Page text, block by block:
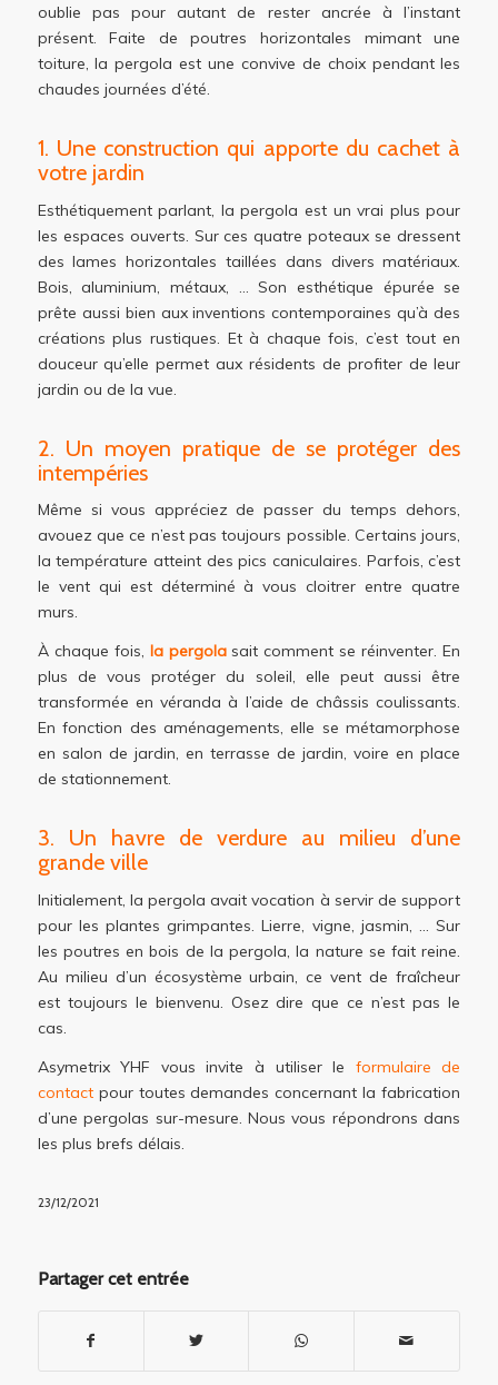
oublie pas pour autant de rester ancrée à l’instant
présent. Faite de poutres horizontales mimant une
toiture, la pergola est une convive de choix pendant les
chaudes journées d’été.
1. Une construction qui apporte du cachet à
votre jardin
Esthétiquement parlant, la pergola est un vrai plus pour
les espaces ouverts. Sur ces quatre poteaux se dressent
des lames horizontales taillées dans divers matériaux.
Bois, aluminium, métaux, … Son esthétique épurée se
prête aussi bien aux inventions contemporaines qu’à des
créations plus rustiques. Et à chaque fois, c’est tout en
douceur qu’elle permet aux résidents de profiter de leur
jardin ou de la vue.
2. Un moyen pratique de se protéger des
intempéries
Même si vous appréciez de passer du temps dehors,
avouez que ce n’est pas toujours possible. Certains jours,
la température atteint des pics caniculaires. Parfois, c’est
le vent qui est déterminé à vous cloitrer entre quatre
murs.
À chaque fois, la pergolasait comment se réinventer. En
plus de vous protéger du soleil, elle peut aussi être
transformée en véranda à l’aide de châssis coulissants.
En fonction des aménagements, elle se métamorphose
en salon de jardin, en terrasse de jardin, voire en place
de stationnement.
3. Un havre de verdure au milieu d’une
grande ville
Initialement, la pergola avait vocation à servir de support
pour les plantes grimpantes. Lierre, vigne, jasmin, … Sur
les poutres en bois de la pergola, la nature se fait reine.
Au milieu d’un écosystème urbain, ce vent de fraîcheur
est toujours le bienvenu. Osez dire que ce n’est pas le
cas.
Asymetrix YHF vous invite à utiliser le formulaire de
contactpour toutes demandes concernant la fabrication
d’une pergolas sur-mesure. Nous vous répondrons dans
les plus brefs délais.
23/12/2021
Partager cet entrée